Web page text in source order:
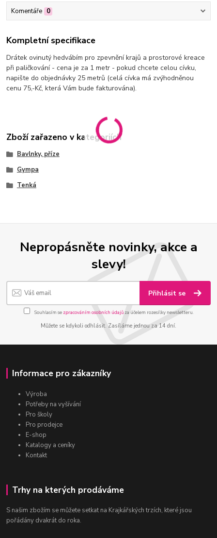
Komentáře 0
Kompletní specifikace
Drátek ovinutý hedvábím pro zpevnění krajů a prostorové kreace
při paličkování - cena je za 1 metr - pokud chcete celou cívku,
napište do objednávky 25 metrů (celá cívka má zvýhodněnou
cenu 75,-Kč, která Vám bude fakturována).
Zboží zařazeno v kategoriích
Bavlnky, příze
Gympa
Tenká
Nepropásněte novinky, akce a
slevy!
Přihlásit se
Souhlasím se zpracováním osobních údajůza účelem rozesílky newsletteru.
Můžete se kdykoli odhlásit. Zasíláme jednou za 14 dní.
Informace pro zákazníky
Výroba
Potřeby na vyšívání
Pro školy
Pro prodejce
E-shop
Katalogy a ceníky
Kontakt
Trhy na kterých prodáváme
S našim zbožím se můžete setkat na Krajkářských trzích, které jsou
pořádány dvakrát do roka.